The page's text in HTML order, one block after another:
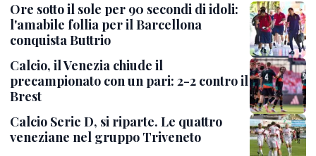
Ore sotto il sole per 90 secondi di idoli:
l'amabile follia per il Barcellona
conquista Buttrio
Calcio, il Venezia chiude il
precampionato con un pari: 2-2 contro il
Brest
Calcio Serie D, si riparte. Le quattro
veneziane nel gruppo Triveneto